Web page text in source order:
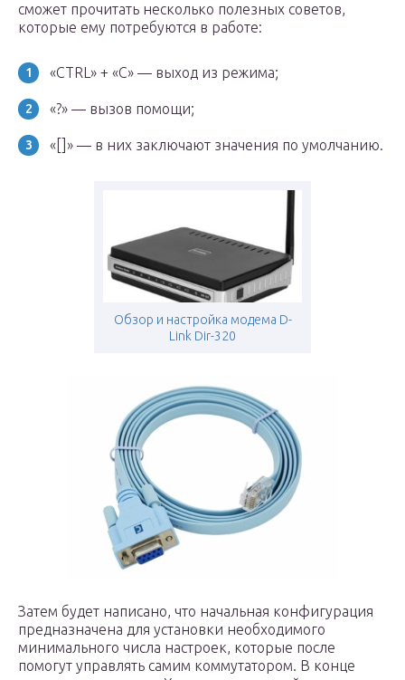
сможет прочитать несколько полезных советов,
которые ему потребуются в работе:
«CTRL» + «C» — выход из режима;
«?» — вызов помощи;
«[]» — в них заключают значения по умолчанию.
Обзор и настройка модема D-
Link Dir-320
Затем будет написано, что начальная конфигурация
предназначена для установки необходимого
минимального числа настроек, которые после
помогут управлять самим коммутатором. В конце